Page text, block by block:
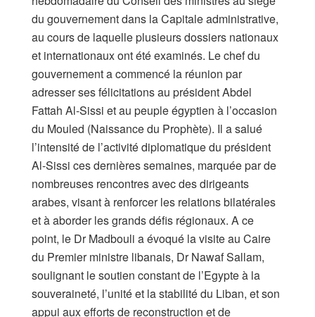
du gouvernement dans la Capitale administrative,
au cours de laquelle plusieurs dossiers nationaux
et internationaux ont été examinés. Le chef du
gouvernement a commencé la réunion par
adresser ses félicitations au président Abdel
Fattah Al-Sissi et au peuple égyptien à l’occasion
du Mouled (Naissance du Prophète). Il a salué
l’intensité de l’activité diplomatique du président
Al-Sissi ces dernières semaines, marquée par de
nombreuses rencontres avec des dirigeants
arabes, visant à renforcer les relations bilatérales
et à aborder les grands défis régionaux. A ce
point, le Dr Madbouli a évoqué la visite au Caire
du Premier ministre libanais, Dr Nawaf Sallam,
soulignant le soutien constant de l’Egypte à la
souveraineté, l’unité et la stabilité du Liban, et son
appui aux efforts de reconstruction et de